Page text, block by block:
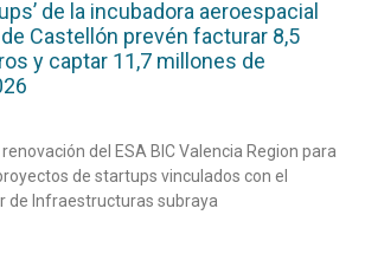
de la incubadora aeroespacial
Castellón prevén facturar 8,5
y captar 11,7 millones de
del ESA BIC Valencia Region para
de startups vinculados con el
de Infraestructuras subraya